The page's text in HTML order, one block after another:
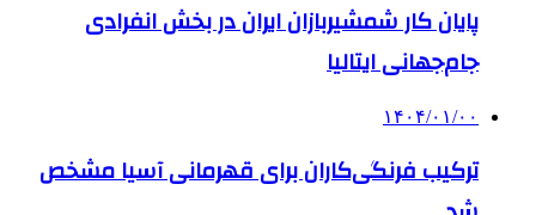
پایان کار شمشیربازان ایران در بخش انفرادی
جام‌جهانی ایتالیا
۱۴۰۴/۰۱/۰۰
ترکیب فرنگی‌کاران برای قهرمانی آسیا مشخص